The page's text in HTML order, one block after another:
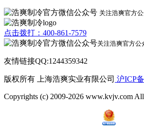
关注浩爽官方
点击拨打：400-861-7579
关注浩爽官方公
友情链接QQ:1244359342
版权所有 上海浩爽实业有限公司 沪ICP
Copyrights (c) 2009-2026 www.kvjv.com All